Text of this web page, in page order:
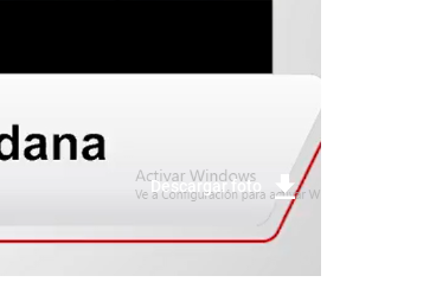
Descargar foto